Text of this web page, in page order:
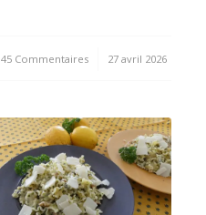
45 Commentaires
/ 27 avril 2026